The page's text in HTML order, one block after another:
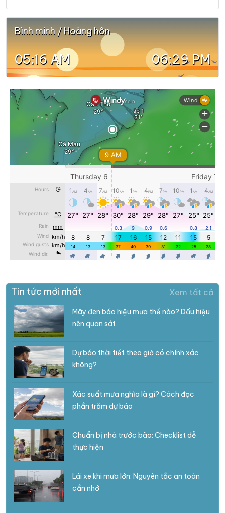
Bình minh / Hoàng hôn
05:16 AM 06:29 PM
Tin tức mới nhất Xem tất cả
Mây đen báo hiệu mưa thế nào? Dấu hiệu
nên quan sát
Dự báo thời tiết theo giờ có chính xác
không?
Xác suất mưa nghĩa là gì? Cách đọc
phần trăm dự báo
Chuẩn bị nhà trước bão: Checklist dễ
thực hiện
Lái xe khi mưa lớn: Nguyên tắc an toàn
cần nhớ